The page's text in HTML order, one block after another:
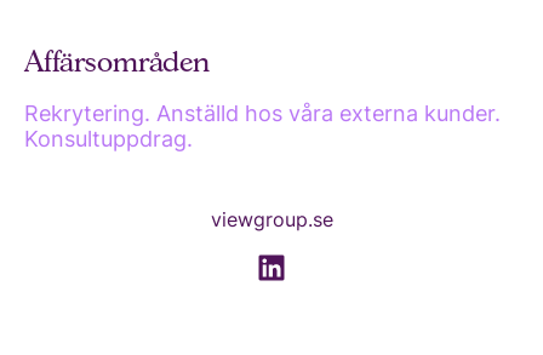
Affärsområden
Rekrytering. Anställd hos våra externa kunder.
Konsultuppdrag.
viewgroup.se